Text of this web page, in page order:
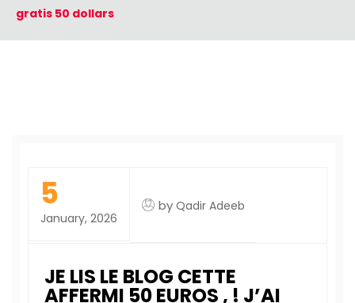
gratis 50 dollars
5
January, 2026
by Qadir Adeeb
JE LIS LE BLOG CETTE
AFFERMI 50 EUROS , ! J’AI